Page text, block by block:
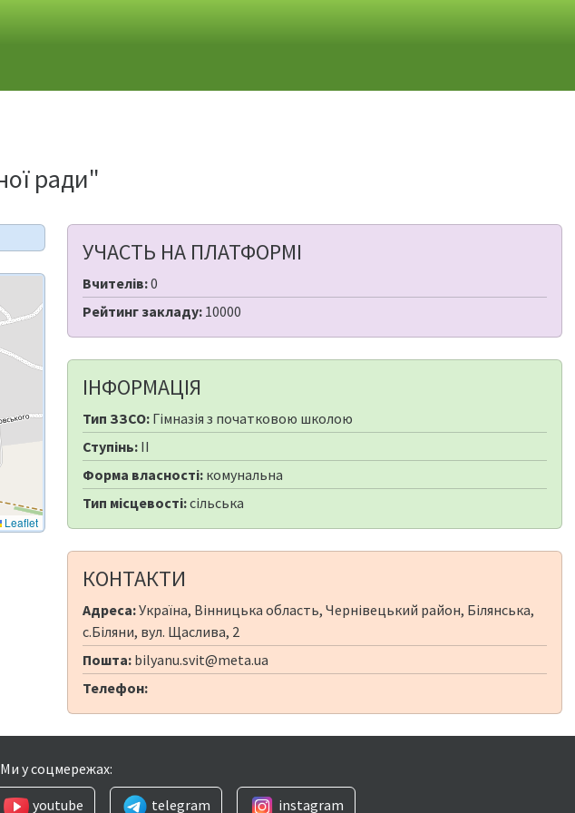
ради"
Leaflet
УЧАСТЬ НА ПЛАТФОРМІ
Вчителів:0
Рейтинг закладу: 10000
ІНФОРМАЦІЯ
Тип ЗЗСО: Гімназія з початковою школою
Ступінь: II
Форма власності: комунальна
Тип місцевості:сільська
КОНТАКТИ
Адреса:Україна, Вінницька область, Чернівецький район, Білянська,
с.Біляни, вул. Щаслива, 2
Пошта: bilyanu.svit@meta.ua
Телефон:
Ми у соцмережах:
youtube telegram instagram